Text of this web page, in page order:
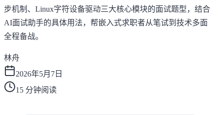
步机制、Linux字符设备驱动三大核心模块的面试题型，结合
AI面试助手的具体用法，帮嵌入式求职者从笔试到技术多面
全程备战。
林舟
2026年5月7日
15 分钟阅读